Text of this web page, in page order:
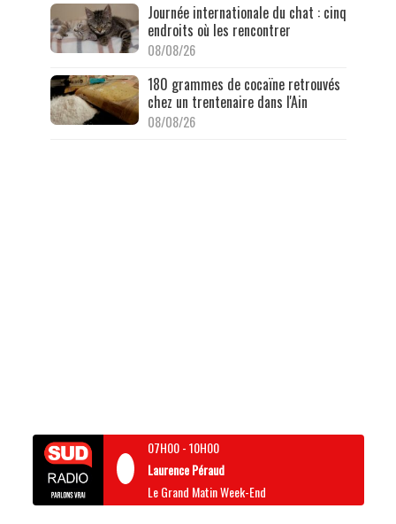
Journée internationale du chat : cinq
endroits où les rencontrer
08/08/26
180 grammes de cocaïne retrouvés
chez un trentenaire dans l'Ain
08/08/26
07H00-10H00
Laurence Péraud
Le Grand Matin Week-End